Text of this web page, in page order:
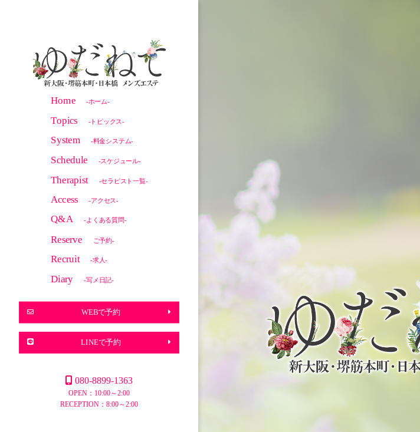
Home -ホーム-
Topics -トピックス-
System -料金システム-
Schedule -スケジュール-
Therapist -セラピスト一覧-
Access -アクセス-
Q&A -よくある質問-
Reserve ご予約-
Recruit -求人-
Diary -写メ日記-
WEBで予約
LINEで予約
080-8899-1363
OPEN：10:00～2:00
RECEPTION：8:00～2:00